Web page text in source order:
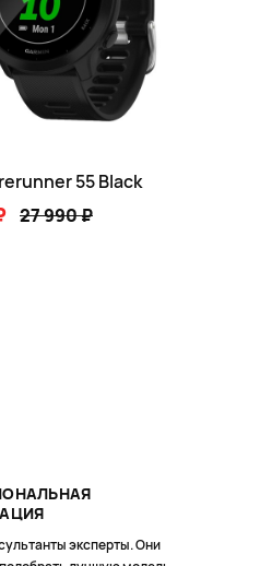
процессор
письмах
55 Black
27 990 ₽
эксперты. Они